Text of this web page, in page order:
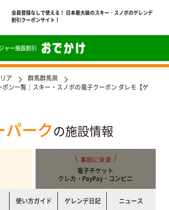
会員登録なしで使える！ 日本最大級のスキー・スノボのゲレンデ
割引クーポンサイト！
ャー施設割引
ア
群馬群馬県
ン一覧｜スキー・スノボの電子クーポン ダレモ【ゲ
ークの施設情報
事前に決済
電子チケット
クレカ・PayPay・コンビニ
使い方ガイド ゲレンデ日記 ニュース